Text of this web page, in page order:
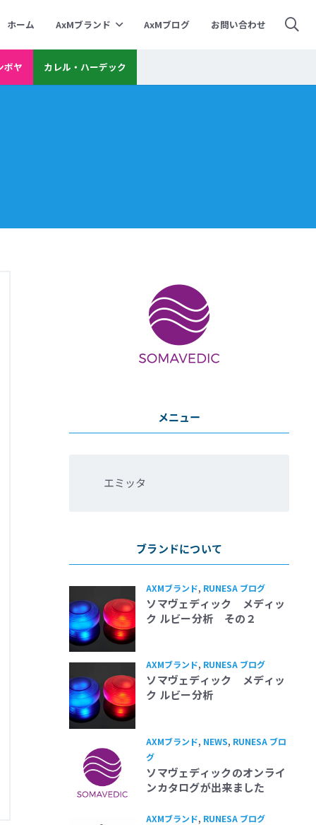
ホーム AxMブランド AxMブログ お問い合わせ
ボヤ カレル・ハーデック
メニュー
エミッタ
ブランドについて
AXMブランド, RUNESA ブログ
ソマヴェディック メディッ
ク ルビー分析 その２
AXMブランド, RUNESA ブログ
ソマヴェディック メディッ
ク ルビー分析
AXMブランド, NEWS, RUNESA ブロ
グ
ソマヴェディックのオンライ
ンカタログが出来ました
AXMブランド, RUNESA ブログ